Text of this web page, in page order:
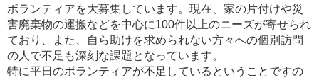
ボランティアを大募集しています。現在、家の片付けや災
害廃棄物の運搬などを中心に100件以上のニーズが寄せられ
ており、また、自ら助けを求められない方々への個別訪問
の人で不足も深刻な課題となっています。
特に平日のボランティアが不足しているということですの